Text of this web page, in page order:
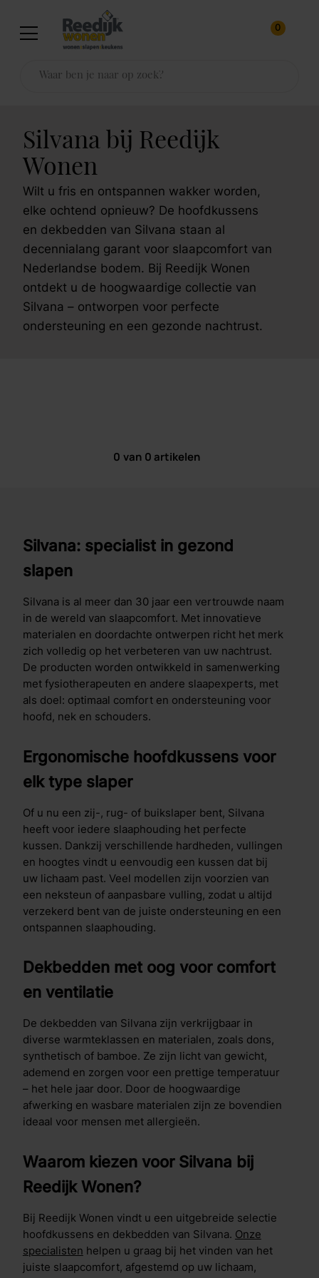
0
Silvana bij Reedijk
Wonen
Wilt u fris en ontspannen wakker worden,
elke ochtend opnieuw? De hoofdkussens
en dekbedden van Silvana staan al
decennialang garant voor slaapcomfort van
Nederlandse bodem. Bij Reedijk Wonen
ontdekt u de hoogwaardige collectie van
Silvana – ontworpen voor perfecte
ondersteuning en een gezonde nachtrust.
0 van 0 artikelen
Silvana: specialist in gezond
slapen
Silvana is al meer dan 30 jaar een vertrouwde naam
in de wereld van slaapcomfort. Met innovatieve
materialen en doordachte ontwerpen richt het merk
zich volledig op het verbeteren van uw nachtrust.
De producten worden ontwikkeld in samenwerking
met fysiotherapeuten en andere slaapexperts, met
als doel: optimaal comfort en ondersteuning voor
hoofd, nek en schouders.
Ergonomische hoofdkussens voor
elk type slaper
Of u nu een zij-, rug- of buikslaper bent, Silvana
heeft voor iedere slaaphouding het perfecte
kussen. Dankzij verschillende hardheden, vullingen
en hoogtes vindt u eenvoudig een kussen dat bij
uw lichaam past. Veel modellen zijn voorzien van
een neksteun of aanpasbare vulling, zodat u altijd
verzekerd bent van de juiste ondersteuning en een
ontspannen slaaphouding.
Dekbedden met oog voor comfort
en ventilatie
De dekbedden van Silvana zijn verkrijgbaar in
diverse warmteklassen en materialen, zoals dons,
synthetisch of bamboe. Ze zijn licht van gewicht,
ademend en zorgen voor een prettige temperatuur
– het hele jaar door. Door de hoogwaardige
afwerking en wasbare materialen zijn ze bovendien
ideaal voor mensen met allergieën.
Waarom kiezen voor Silvana bij
Reedijk Wonen?
Bij Reedijk Wonen vindt u een uitgebreide selectie
hoofdkussens en dekbedden van Silvana. Onze
specialisten helpen u graag bij het vinden van het
juiste slaapcomfort, afgestemd op uw lichaam,